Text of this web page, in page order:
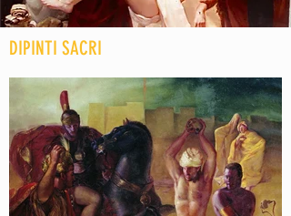
DIPINTI SACRI